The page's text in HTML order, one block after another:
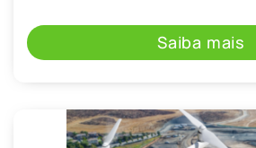
Saiba mais